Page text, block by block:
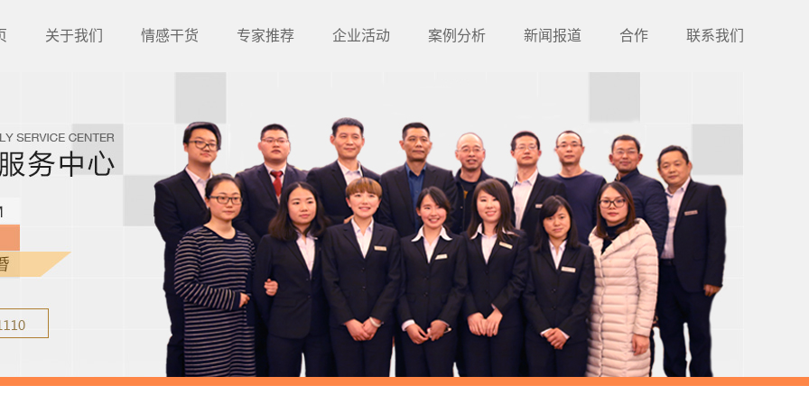
关于我们 情感干货 专家推荐 企业活动 案例分析 新闻报道 合作 联系我们